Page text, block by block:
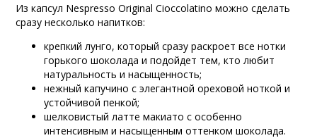
Из капсул Nespresso Original Cioccolatino можно сделать
сразу несколько напитков:
крепкий лунго, который сразу раскроет все нотки
горького шоколада и подойдет тем, кто любит
натуральность и насыщенность;
нежный капучино с элегантной ореховой ноткой и
устойчивой пенкой;
шелковистый латте макиато с особенно
интенсивным и насыщенным оттенком шоколада.